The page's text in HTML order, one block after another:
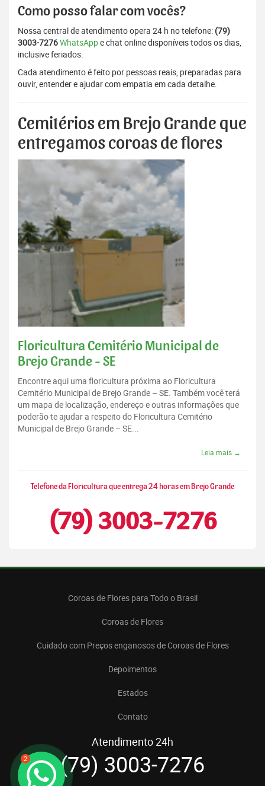
2
Como posso falar com vocês?
Nossa central de atendimento opera 24 h no telefone: (79)
3003-7276WhatsAppe chat online disponíveis todos os dias,
inclusive feriados.
Cada atendimento é feito por pessoas reais, preparadas para
ouvir, entender e ajudar com empatia em cada detalhe.
Cemitérios em Brejo Grande que
entregamos coroas de flores
Floricultura Cemitério Municipal de
Brejo Grande - SE
Encontre aqui uma floricultura próxima ao Floricultura
Cemitério Municipal de Brejo Grande – SE. Também você terá
um mapa de localização, endereço e outras informações que
poderão te ajudar a respeito do Floricultura Cemitério
Municipal de Brejo Grande – SE...
Leia mais →
Telefone da Floricultura que entrega 24 horas em Brejo Grande
(79) 3003-7276
Coroas de Flores para Todo o Brasil
Coroas de Flores
Cuidado com Preços enganosos de Coroas de Flores
Depoimentos
Estados
Contato
Atendimento 24h
(79) 3003-7276